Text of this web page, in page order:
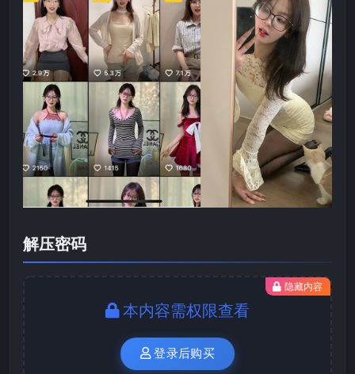
解压密码
隐藏内容
本内容需权限查看
登录后购买